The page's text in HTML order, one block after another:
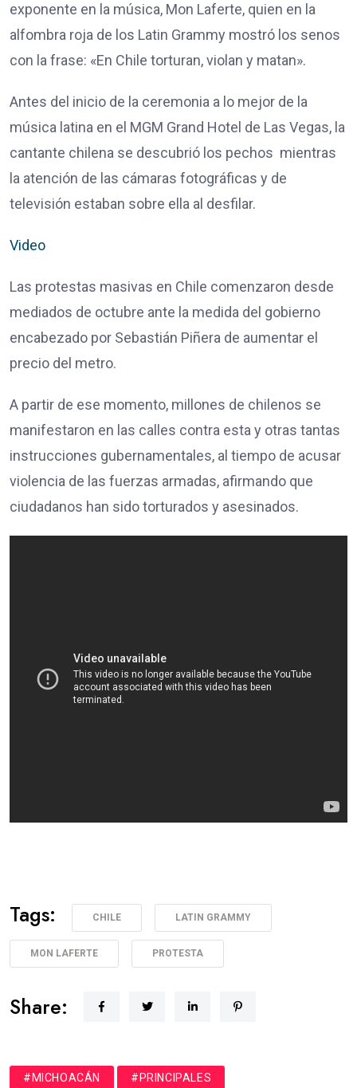
exponente en la música, Mon Laferte, quien en la
alfombra roja de los Latin Grammy mostró los senos
con la frase: «En Chile torturan, violan y matan».
Antes del inicio de la ceremonia a lo mejor de la
música latina en el MGM Grand Hotel de Las Vegas, la
cantante chilena se descubrió los pechos mientras
la atención de las cámaras fotográficas y de
televisión estaban sobre ella al desfilar.
Video
Las protestas masivas en Chile comenzaron desde
mediados de octubre ante la medida del gobierno
encabezado por Sebastián Piñera de aumentar el
precio del metro.
A partir de ese momento, millones de chilenos se
manifestaron en las calles contra esta y otras tantas
instrucciones gubernamentales, al tiempo de acusar
violencia de las fuerzas armadas, afirmando que
ciudadanos han sido torturados y asesinados.
Tags: CHILE LATIN GRAMMY
MON LAFERTE PROTESTA
Share:
#MICHOACÁN #PRINCIPALES